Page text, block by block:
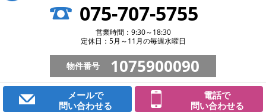
075-707-5755
営業時間：9:30～18:30
定休日：5月～11月の毎週水曜日
物件番号 1075900090
メールで
問い合わせる
電話で
問い合わせる